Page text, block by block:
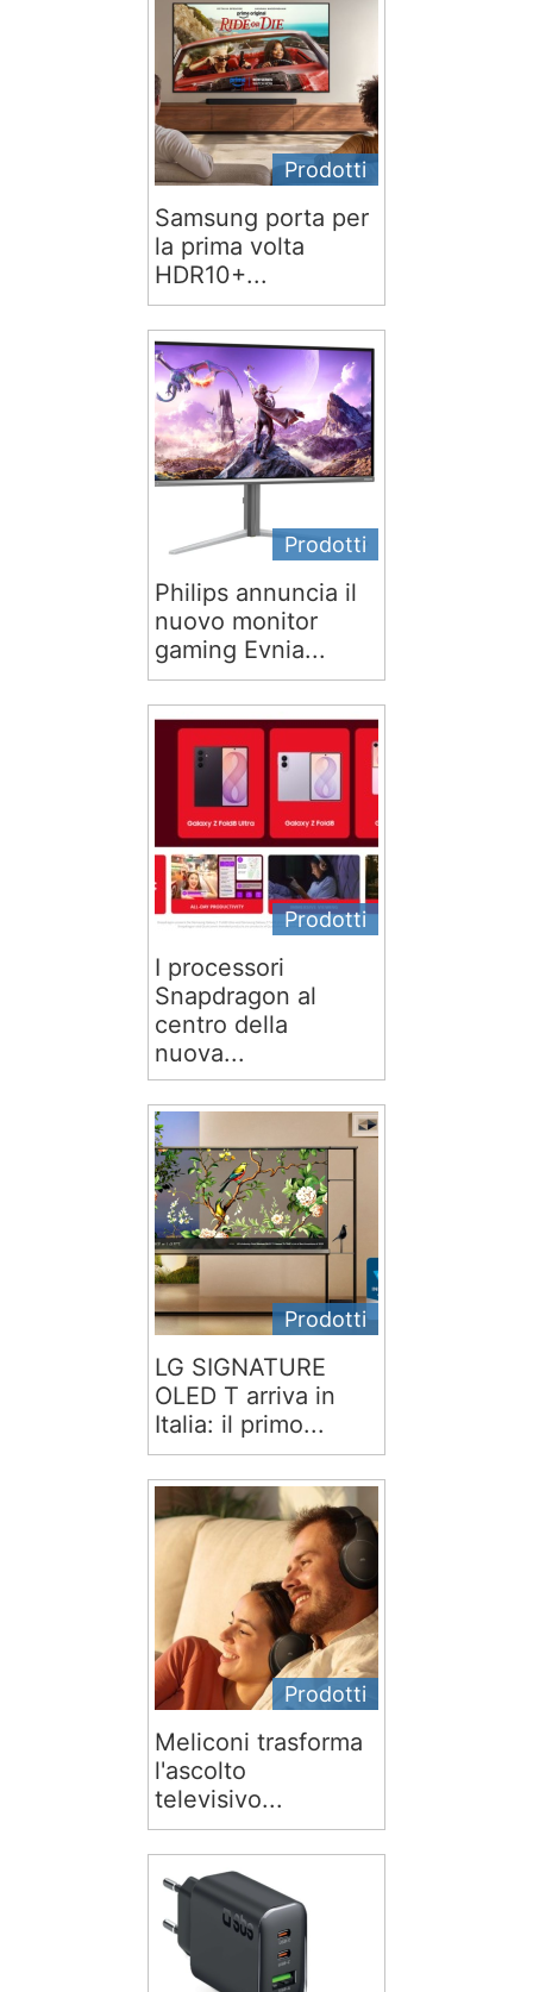
Prodotti
Samsung porta per
la prima volta
HDR10+...
Prodotti
Philips annuncia il
nuovo monitor
gaming Evnia...
Prodotti
I processori
Snapdragon al
centro della
nuova...
Prodotti
LG SIGNATURE
OLED T arriva in
Italia: il primo...
Prodotti
Meliconi trasforma
l'ascolto
televisivo...